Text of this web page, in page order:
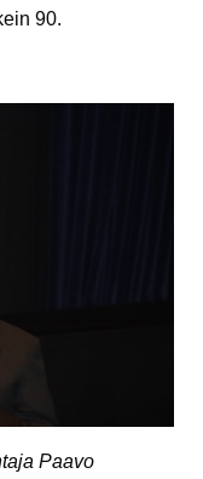
90.
Paavo